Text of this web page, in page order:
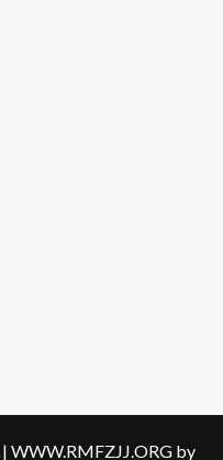
| WWW.RMFZJJ.ORGby